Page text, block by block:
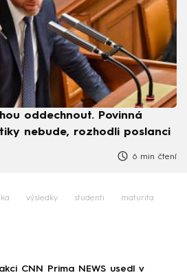
oddechnout. Povinná
nebude, rozhodli poslanci
6 min čtení
výsledky studenti maturita
CNN Prima NEWS usedl v